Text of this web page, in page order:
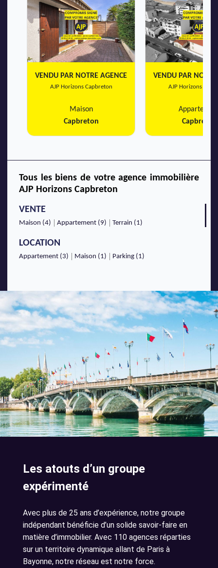
VENDU PAR NOTRE AGENCE
AJP Horizons Capbreton
Maison
Capbreton
VENDU PAR NOTRE
AJP Horizons
Capbreton
Tous les biens de votre agence immobilière
AJP Horizons Capbreton
VENTE
Maison (4) Appartement (9) Terrain (1)
LOCATION
Appartement (3) Maison (1) Parking (1)
Les atouts d’un groupe
expérimenté
Avec plus de 25 ans d’expérience, notre groupe
indépendant bénéficie d’un solide savoir-faire en
matière d’immobilier. Avec 110 agences réparties
sur un territoire dynamique allant de Paris à
Bayonne, notre réseau est notre force.